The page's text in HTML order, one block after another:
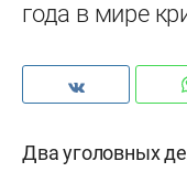
года в мире
Два уголовных